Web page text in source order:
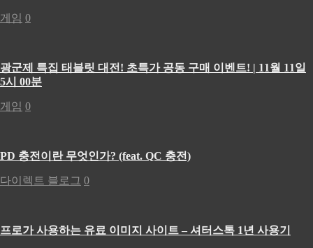
게임 0
광군제 특집 태블릿 대전! 초특가 공동 구매 이벤트! | 11월 11일
5시 00분
게임 0
PD 충전이란 무엇인가? (feat. QC 충전)
다이렉트 블로그 0
프로가 사용하는 유료 이미지 사이트 – 셔터스톡 1년 사용기